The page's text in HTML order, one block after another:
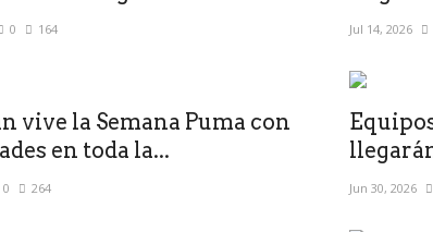
0 164 Jul 14, 2026
vive la Semana Puma con
en toda la...
0 264 Jun 30, 2026